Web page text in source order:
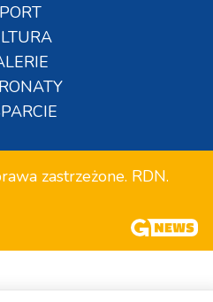
zastrzeżone. RDN.